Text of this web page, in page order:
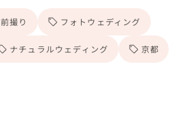
前撮り フォトウェディング
ナチュラルウェディング 京都